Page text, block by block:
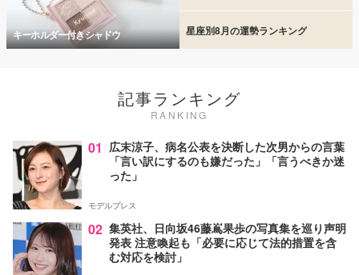
キーホルダー付きシャドウ 星座別8月の運勢ランキング
記事ランキング
RANKING
01 広末涼子、病名公表を決断した次男からの言葉
「言い訳にするのも嫌だった」「言うべきか迷
った」
モデルプレス
02 集英社、日向坂46藤嶌果歩の写真集を巡り声明
発表 注意喚起も「必要に応じて法的措置を含
む対応を検討」